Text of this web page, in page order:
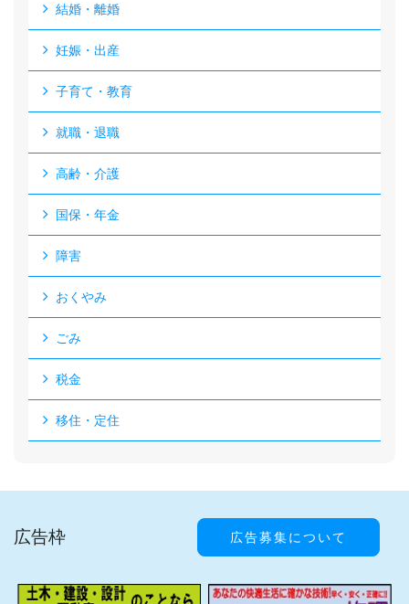
結婚・離婚
妊娠・出産
子育て・教育
就職・退職
高齢・介護
国保・年金
障害
おくやみ
ごみ
税金
移住・定住
広告枠 広告募集について